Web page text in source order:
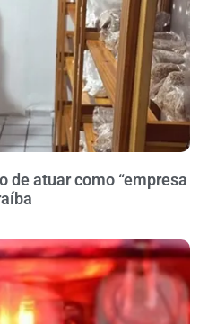
de atuar como “empresa